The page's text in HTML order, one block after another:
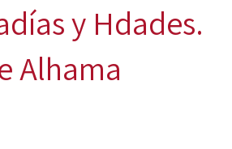
y Hdades.
Alhama